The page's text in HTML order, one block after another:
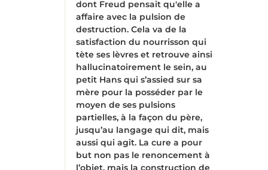
dont Freud pensait qu'elle a
affaire avec la pulsion de
destruction. Cela va de la
satisfaction du nourrisson qui
tète ses lèvres et retrouve ainsi
hallucinatoirement le sein, au
petit Hans qui s’assied sur sa
mère pour la posséder par le
moyen de ses pulsions
partielles, à la façon du père,
jusqu’au langage qui dit, mais
aussi qui agit. La cure a pour
but non pas le renoncement à
l’objet, mais la construction de